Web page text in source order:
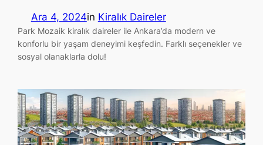
Ara 4, 2024in Kiralık Daireler
Park Mozaik kiralık daireler ile Ankara’da modern ve
konforlu bir yaşam deneyimi keşfedin. Farklı seçenekler ve
sosyal olanaklarla dolu!